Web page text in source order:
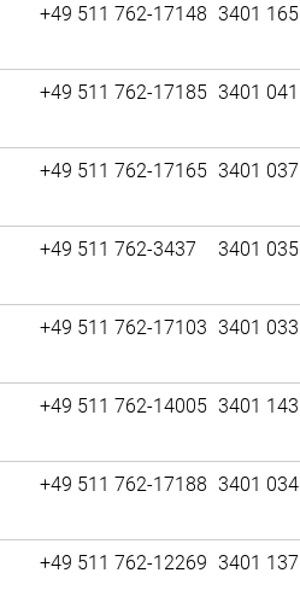
+49 511 762-17148 3401 165
+49 511 762-17185 3401 041
+49 511 762-17165 3401 037
+49 511 762-3437 3401 035
+49 511 762-17103 3401 033
+49 511 762-14005 3401 143
+49 511 762-17188 3401 034
+49 511 762-12269 3401 137